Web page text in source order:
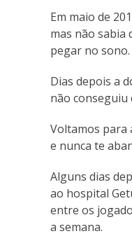
Em maio de
mas não sabia
pegar no sono.
Dias depois a
não conseguiu
Voltamos para
e nunca te
Alguns dias
ao hospital
entre os
a semana.